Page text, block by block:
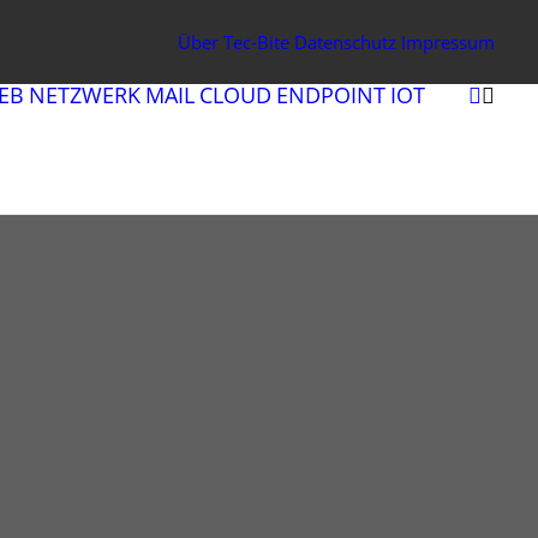
Über Tec-Bite Datenschutz Impressum
NETZWERK MAIL CLOUD ENDPOINT IOT